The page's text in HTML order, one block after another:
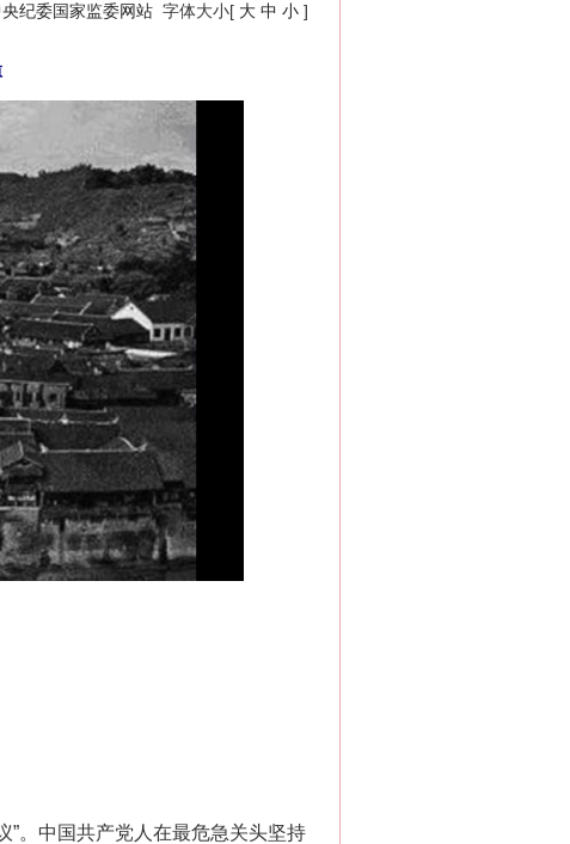
纪委国家监委网站 字体大小[ 大 中 小 ]
。中国共产党人在最危急关头坚持